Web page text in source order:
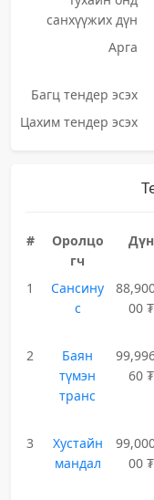
санхүүжих дүн
Арга
Багц тендер эсэх
Цахим тендер эсэх
#
Оролцо
гч
Дүн
1
Сансину
с
00 ₮
2
Баян
түмэн
транс
60 ₮
3
Хустайн
мандал
00 ₮